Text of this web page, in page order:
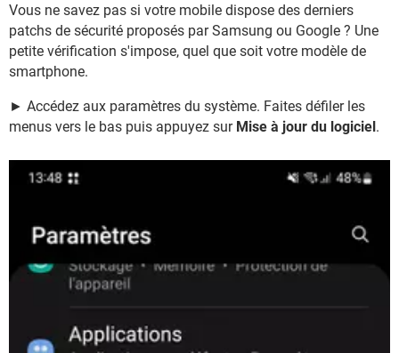
Vous ne savez pas si votre mobile dispose des derniers
patchs de sécurité proposés par Samsung ou Google ? Une
petite vérification s'impose, quel que soit votre modèle de
smartphone.
► Accédez aux paramètres du système. Faites défiler les
menus vers le bas puis appuyez sur Mise à jour du logiciel.